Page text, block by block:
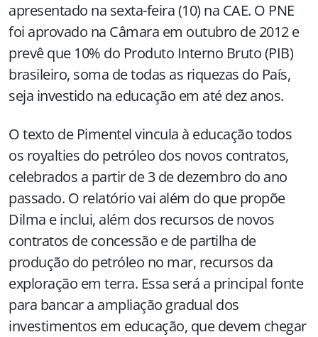
apresentado na sexta-feira (10) na CAE. O PNE
foi aprovado na Câmara em outubro de 2012 e
prevê que 10% do Produto Interno Bruto (PIB)
brasileiro, soma de todas as riquezas do País,
seja investido na educação em até dez anos.
O texto de Pimentel vincula à educação todos
os royalties do petróleo dos novos contratos,
celebrados a partir de 3 de dezembro do ano
passado. O relatório vai além do que propõe
Dilma e inclui, além dos recursos de novos
contratos de concessão e de partilha de
produção do petróleo no mar, recursos da
exploração em terra. Essa será a principal fonte
para bancar a ampliação gradual dos
investimentos em educação, que devem chegar